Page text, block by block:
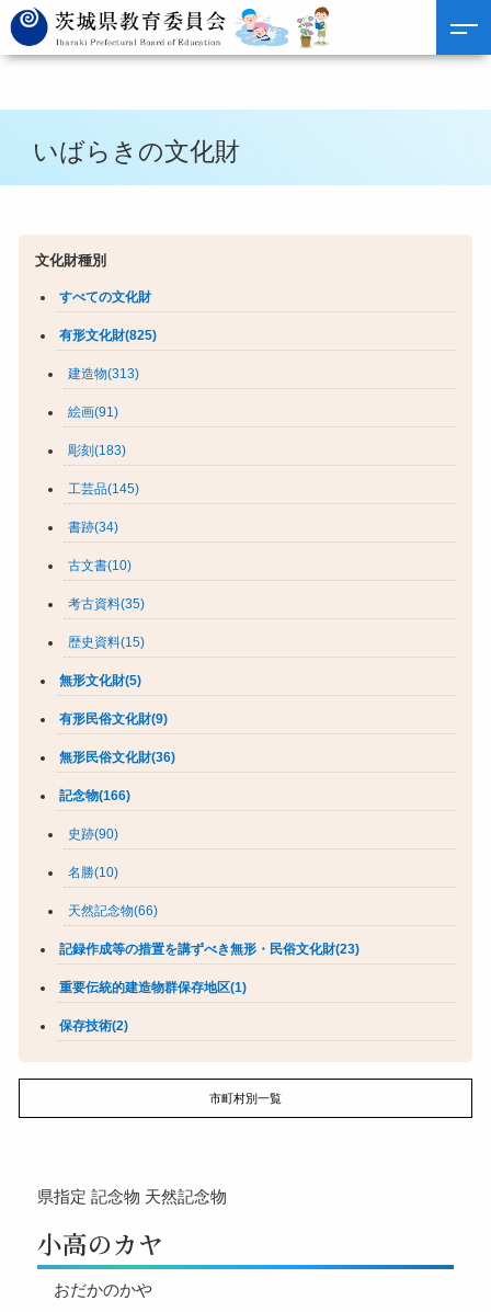
いばらきの文化財
文化財種別
すべての文化財
有形文化財(825)
建造物(313)
絵画(91)
彫刻(183)
工芸品(145)
書跡(34)
古文書(10)
考古資料(35)
歴史資料(15)
無形文化財(5)
有形民俗文化財(9)
無形民俗文化財(36)
記念物(166)
史跡(90)
名勝(10)
天然記念物(66)
記録作成等の措置を講ずべき無形・民俗文化財(23)
重要伝統的建造物群保存地区(1)
保存技術(2)
市町村別一覧
県指定 記念物 天然記念物
小高のカヤ
おだかのかや